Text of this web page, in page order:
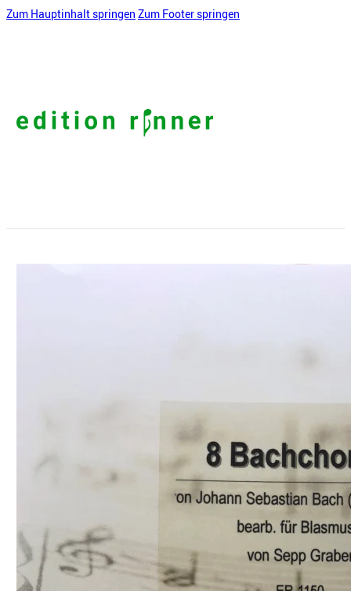
Zum Hauptinhalt springen Zum Footer springen